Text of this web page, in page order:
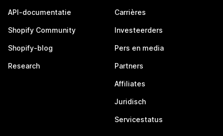
API-documentatie
Shopify Community
Shopify-blog
Research
Carrières
Investeerders
Pers en media
Partners
Affiliates
Juridisch
Servicestatus